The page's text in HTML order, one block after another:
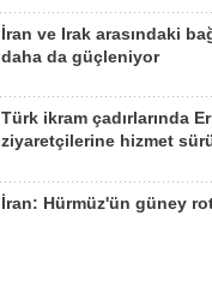
İran ve Irak arasındaki
daha da güçleniyor
Türk ikram çadırlarında
ziyaretçilerine hizmet
İran: Hürmüz'ün güney